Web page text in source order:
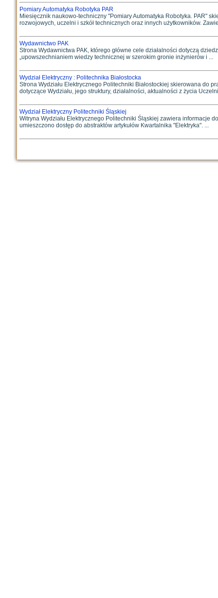
Pomiary Automatyka Robotyka PAR
Miesięcznik naukowo-techniczny "Pomiary Automatyka Robotyka. PAR"
rozwojowych, uczelni i szkół technicznych oraz innych użytkowników.
Wydawnictwo PAK
Strona Wydawnictwa PAK, którego główne cele działalności dotyczą
„upowszechnianiem wiedzy technicznej w szerokim gronie inżynierów i ...
Wydział Elektryczny : Politechnika Białostocka
Strona Wydziału Elektrycznego Politechniki Białostockiej skierowana do
dotyczące Wydziału, jego struktury, działalności, aktualności z życia
Wydział Elektryczny Politechniki Śląskiej
Witryna Wydziału Elektrycznego Politechniki Śląskiej zawiera informacje
umieszczono dostęp do abstraktów artykułów Kwartalnika "Elektryka". ...